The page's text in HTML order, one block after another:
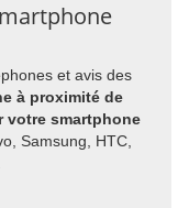
et avis des
à proximité de
votre smartphone
Samsung, HTC,